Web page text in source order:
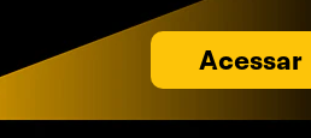
Acessar